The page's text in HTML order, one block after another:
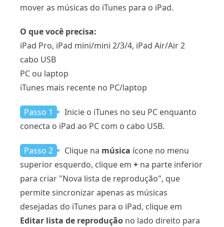
mover as músicas do iTunes para o iPad.
O que você precisa:
iPad Pro, iPad mini/mini 2/3/4, iPad Air/Air 2
cabo USB
PC ou laptop
iTunes mais recente no PC/laptop
Passo 1
Inicie o iTunes no seu PC enquanto
conecta o iPad ao PC com o cabo USB.
Passo 2 Clique na música ícone no menu
superior esquerdo, clique em + na parte inferior
para criar "Nova lista de reprodução", que
permite sincronizar apenas as músicas
desejadas do iTunes para o iPad, clique em
Editar lista de reprodução no lado direito para